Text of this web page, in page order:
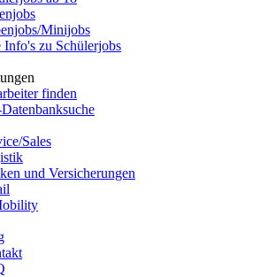
Minijobs
Info's zu Schülerjobs
finden
Sales
und Versicherungen